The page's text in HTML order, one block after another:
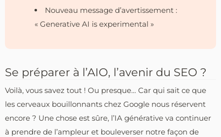
Nouveau message d’avertissement :
« Generative AI is experimental »
Se préparer à l’AIO, l’avenir du SEO ?
Voilà, vous savez tout ! Ou presque… Car qui sait ce que
les cerveaux bouillonnants chez Google nous réservent
encore ? Une chose est sûre, l’IA générative va continuer
à prendre de l’ampleur et bouleverser notre façon de